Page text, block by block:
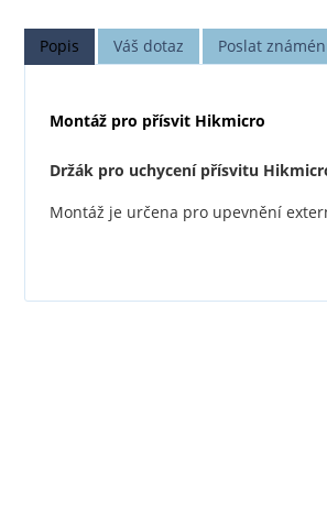
Popis Váš dotaz Poslat
Montáž pro přísvit Hikmicro
Držák pro uchycení přísvitu
Montáž je určena pro upevnění